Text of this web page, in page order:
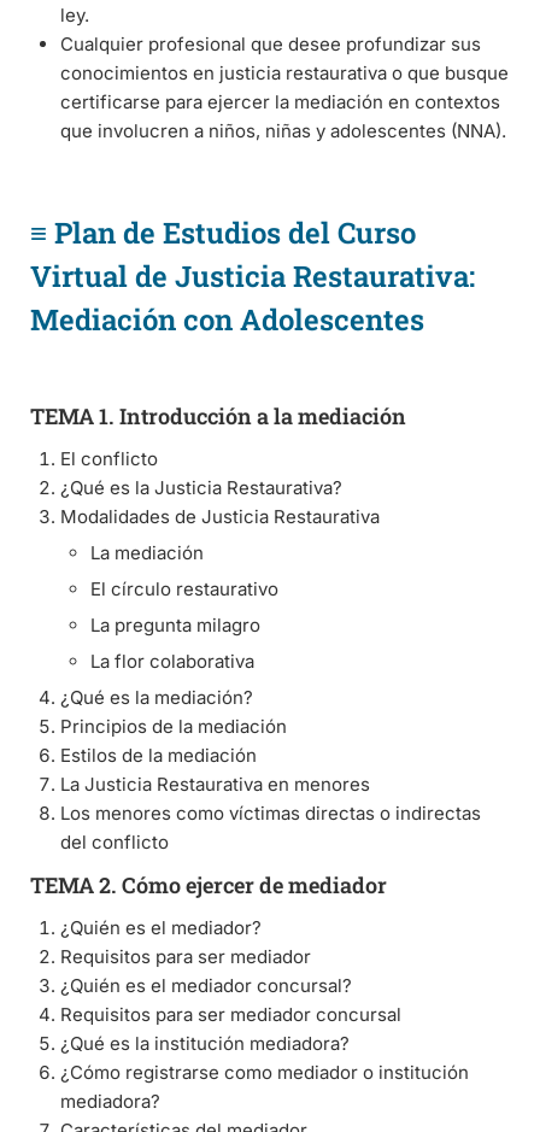
ley.
Cualquier profesional que desee profundizar sus
conocimientos en justicia restaurativa o que busque
certificarse para ejercer la mediación en contextos
que involucren a niños, niñas y adolescentes (NNA).
≡ Plan de Estudios del Curso
Virtual de Justicia Restaurativa:
Mediación con Adolescentes
TEMA 1. Introducción a la mediación
El conflicto
¿Qué es la Justicia Restaurativa?
Modalidades de Justicia Restaurativa
La mediación
El círculo restaurativo
La pregunta milagro
La flor colaborativa
¿Qué es la mediación?
Principios de la mediación
Estilos de la mediación
La Justicia Restaurativa en menores
Los menores como víctimas directas o indirectas
del conflicto
TEMA 2. Cómo ejercer de mediador
¿Quién es el mediador?
Requisitos para ser mediador
¿Quién es el mediador concursal?
Requisitos para ser mediador concursal
¿Qué es la institución mediadora?
¿Cómo registrarse como mediador o institución
mediadora?